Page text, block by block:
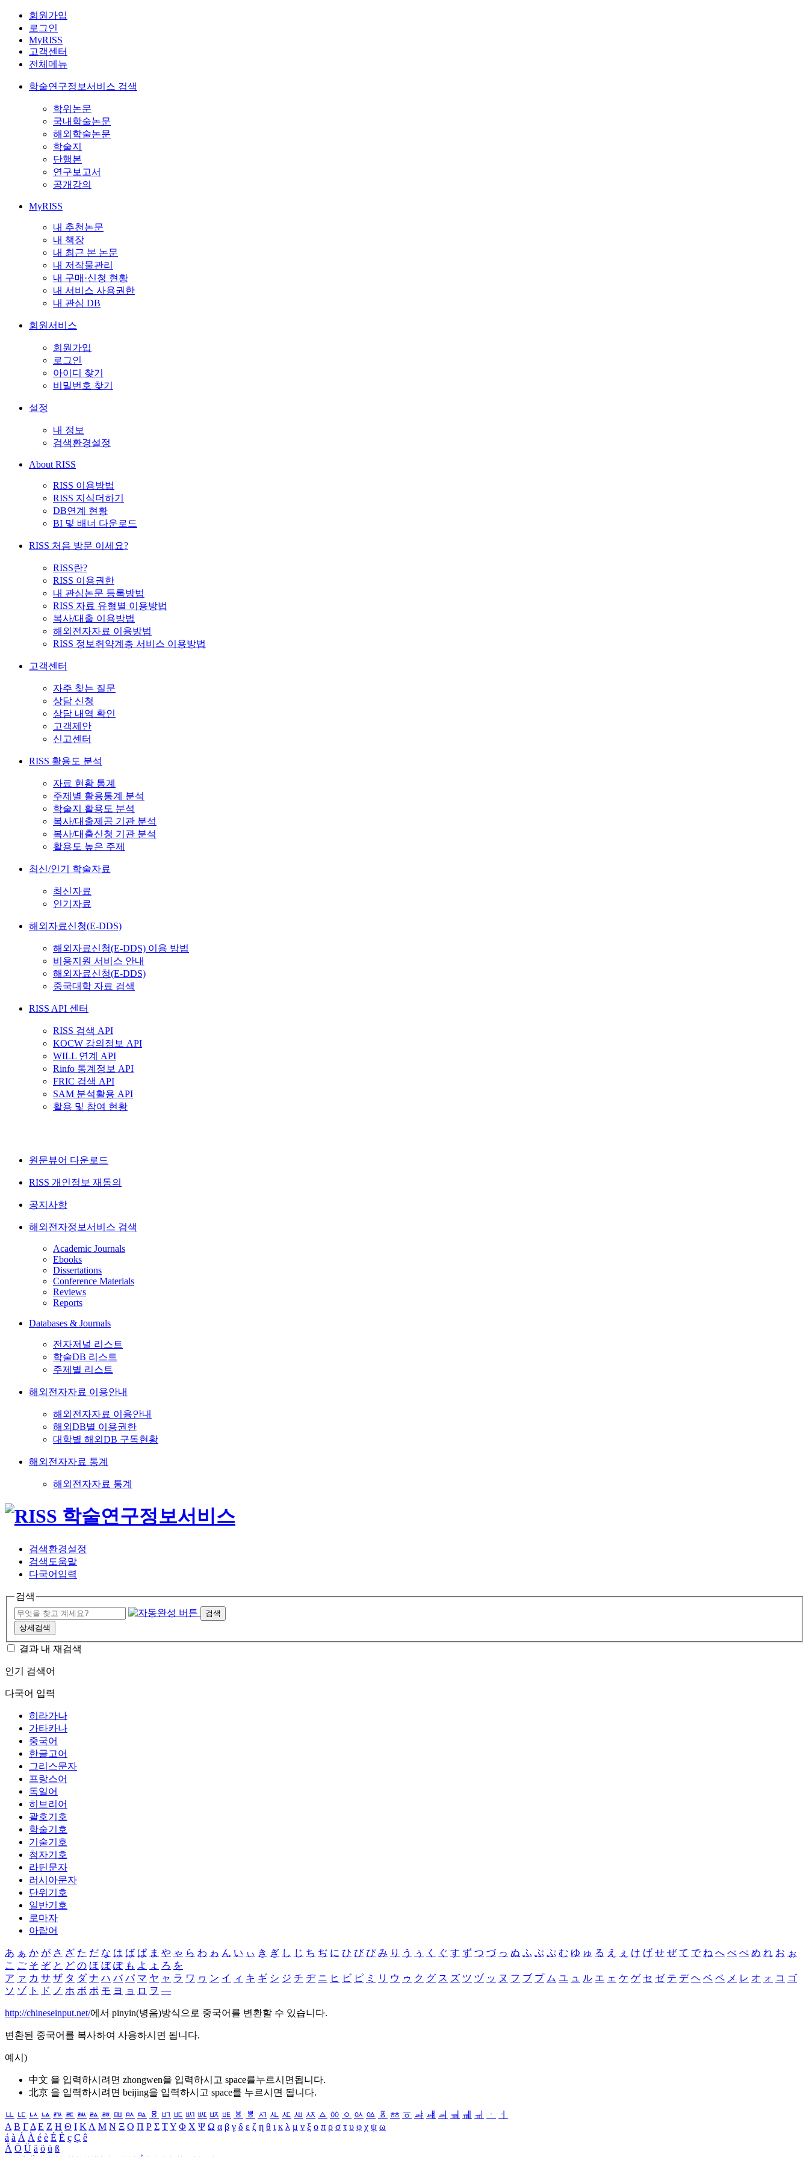
회원가입
로그인
MyRISS
고객센터
전체메뉴
학술연구정보서비스 검색
학위논문
국내학술논문
해외학술논문
학술지
단행본
연구보고서
공개강의
MyRISS
내 추천논문
내 책장
내 최근 본 논문
내 저작물관리
내 구매·신청 현황
내 서비스 사용권한
내 관심 DB
회원서비스
회원가입
로그인
아이디 찾기
비밀번호 찾기
설정
내 정보
검색환경설정
About RISS
RISS 이용방법
RISS 지식더하기
DB연계 현황
BI 및 배너 다운로드
RISS 처음 방문 이세요?
RISS란?
RISS 이용권한
내 관심논문 등록방법
RISS 자료 유형별 이용방법
복사/대출 이용방법
해외전자자료 이용방법
RISS 정보취약계층 서비스 이용방법
고객센터
자주 찾는 질문
상담 신청
상담 내역 확인
고객제안
신고센터
RISS 활용도 분석
자료 현황 통계
주제별 활용통계 분석
학술지 활용도 분석
복사/대출제공 기관 분석
복사/대출신청 기관 분석
활용도 높은 주제
최신/인기 학술자료
최신자료
인기자료
해외자료신청(E-DDS)
해외자료신청(E-DDS) 이용 방법
비용지원 서비스 안내
해외자료신청(E-DDS)
중국대학 자료 검색
RISS API 센터
RISS 검색 API
KOCW 강의정보 API
WILL 연계 API
Rinfo 통계정보 API
FRIC 검색 API
SAM 분석활용 API
활용 및 참여 현황
원문뷰어 다운로드
RISS 개인정보 재동의
공지사항
해외전자정보서비스 검색
Academic Journals
Ebooks
Dissertations
Conference Materials
Reviews
Reports
Databases & Journals
전자저널 리스트
학술DB 리스트
주제별 리스트
해외전자자료 이용안내
해외전자자료 이용안내
해외DB별 이용권한
대학별 해외DB 구독현황
해외전자자료 통계
해외전자자료 통계
검색환경설정
검색도움말
다국어입력
검색
검색
상세검색
결과 내 재검색
인기 검색어
다국어 입력
히라가나
가타카나
중국어
한글고어
그리스문자
프랑스어
독일어
히브리어
괄호기호
학술기호
기술기호
첨자기호
라틴문자
러시아문자
단위기호
일반기호
로마자
아랍어
あ ぁ か が さ ざ た だ な は ば ぱ ま や ゃ ら わ ゎ ん い ぃ き ぎ し じ ち ぢ に ひ び ぴ み り う ぅ く ぐ す ず つ づ っ ぬ ふ ぶ ぷ む ゆ ゅ る え ぇ け げ せ ぜ て で ね へ べ ぺ め れ お ぉ
こ ご そ ぞ と ど の ほ ぼ ぽ も よ ょ ろ を
ア ァ カ サ ザ タ ダ ナ ハ バ パ マ ヤ ャ ラ ワ ヮ ン イ ィ キ ギ シ ジ チ ヂ ニ ヒ ビ ピ ミ リ ウ ゥ ク グ ス ズ ツ ヅ ッ ヌ フ ブ プ ム ユ ュ ル エ ェ ケ ゲ セ ゼ テ デ ヘ ベ ペ メ レ オ ォ コ ゴ
ソ ゾ ト ド ノ ホ ボ ポ モ ヨ ョ ロ ヲ ―
http://chineseinput.net/에서 pinyin(병음)방식으로 중국어를 변환할 수 있습니다.
변환된 중국어를 복사하여 사용하시면 됩니다.
예시)
中文 을 입력하시려면 zhongwen을 입력하시고 space를누르시면됩니다.
北京 을 입력하시려면 beijing을 입력하시고 space를 누르시면 됩니다.
ㅥ ㅦ ㅧ ㅨ ㅩ ㅪ ㅫ ㅬ ㅭ ㅮ ㅯ ㅰ ㅱ ㅲ ㅳ ㅴ ㅵ ㅶ ㅷ ㅸ ㅹ ㅺ ㅻ ㅼ ㅽ ㅾ ㅿ ㆀ ㆁ ㆂ ㆃ ㆄ ㆅ ㆆ ㆇ ㆈ ㆉ ㆊ ㆋ ㆌ ㆍ
ㆎ
Α Β ΓΔ Ε Ζ Η Θ Ι ΚΛ Μ Ν Ξ Ο Π Ρ Σ ΤΥ Φ Χ Ψ Ω α β γ δ ε ζ η θ ι κ λ μ ν ξ ο π ρ σ τ υ φ χ ψ ω
á à Á À é è É È ç Ç ê
Ä Ö Ü ä ö ü ß